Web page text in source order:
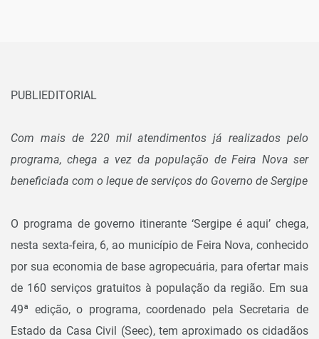
PUBLIEDITORIAL
Com mais de 220 mil atendimentos já realizados pelo
programa, chega a vez da população de Feira Nova ser
beneficiada com o leque de serviços do Governo de Sergipe
O programa de governo itinerante ‘Sergipe é aqui’ chega,
nesta sexta-feira, 6, ao município de Feira Nova, conhecido
por sua economia de base agropecuária, para ofertar mais
de 160 serviços gratuitos à população da região. Em sua
49ª edição, o programa, coordenado pela Secretaria de
Estado da Casa Civil (Seec), tem aproximado os cidadãos